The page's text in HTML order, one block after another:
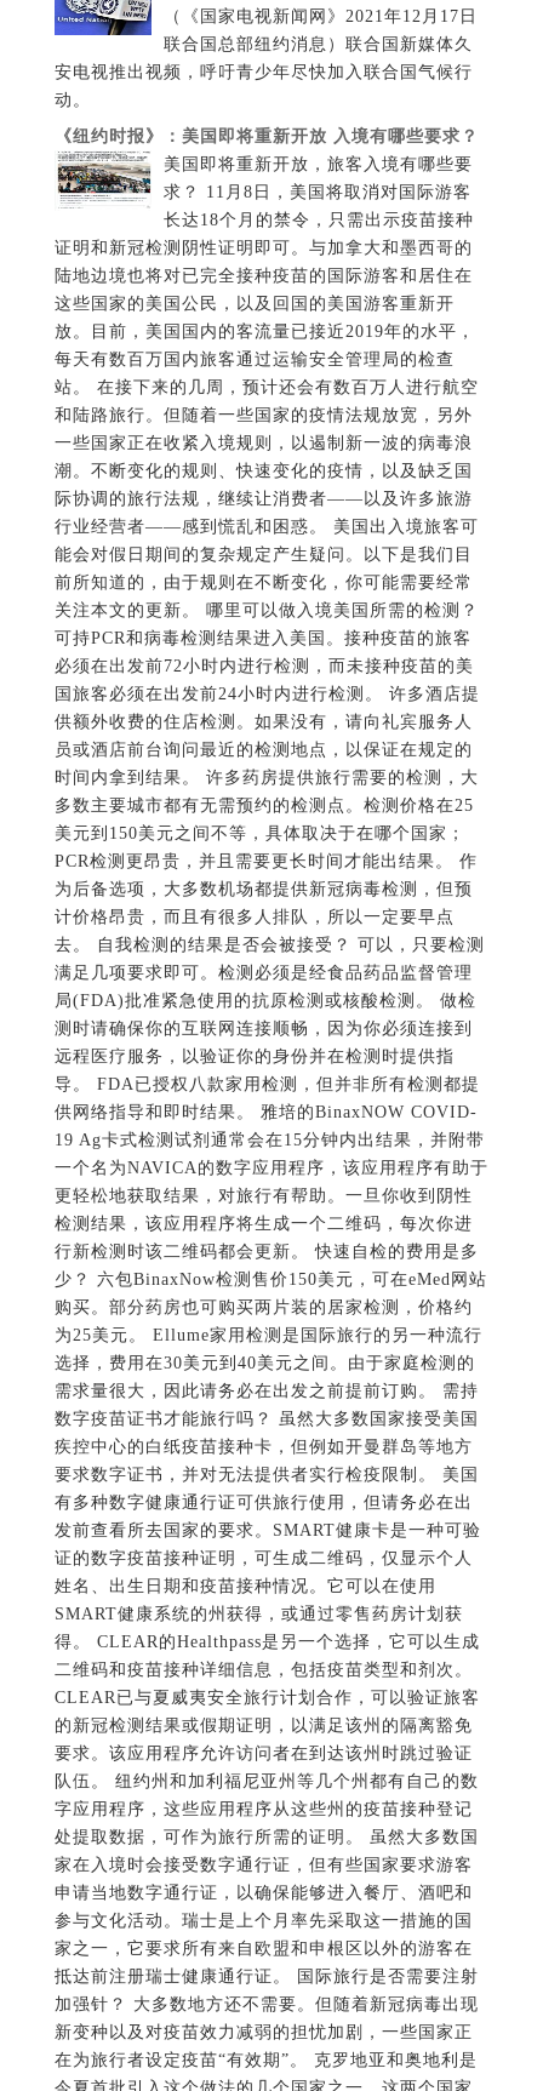
（《国家电视新闻网》2021年12月17日
联合国总部纽约消息）联合国新媒体久
安电视推出视频，呼吁青少年尽快加入联合国气候行
动。
《纽约时报》：美国即将重新开放 入境有哪些要求？
美国即将重新开放，旅客入境有哪些要
求？ 11月8日，美国将取消对国际游客
长达18个月的禁令，只需出示疫苗接种
证明和新冠检测阴性证明即可。与加拿大和墨西哥的
陆地边境也将对已完全接种疫苗的国际游客和居住在
这些国家的美国公民，以及回国的美国游客重新开
放。目前，美国国内的客流量已接近2019年的水平，
每天有数百万国内旅客通过运输安全管理局的检查
站。 在接下来的几周，预计还会有数百万人进行航空
和陆路旅行。但随着一些国家的疫情法规放宽，另外
一些国家正在收紧入境规则，以遏制新一波的病毒浪
潮。不断变化的规则、快速变化的疫情，以及缺乏国
际协调的旅行法规，继续让消费者——以及许多旅游
行业经营者——感到慌乱和困惑。 美国出入境旅客可
能会对假日期间的复杂规定产生疑问。以下是我们目
前所知道的，由于规则在不断变化，你可能需要经常
关注本文的更新。 哪里可以做入境美国所需的检测？
可持PCR和病毒检测结果进入美国。接种疫苗的旅客
必须在出发前72小时内进行检测，而未接种疫苗的美
国旅客必须在出发前24小时内进行检测。 许多酒店提
供额外收费的住店检测。如果没有，请向礼宾服务人
员或酒店前台询问最近的检测地点，以保证在规定的
时间内拿到结果。 许多药房提供旅行需要的检测，大
多数主要城市都有无需预约的检测点。检测价格在25
美元到150美元之间不等，具体取决于在哪个国家；
PCR检测更昂贵，并且需要更长时间才能出结果。 作
为后备选项，大多数机场都提供新冠病毒检测，但预
计价格昂贵，而且有很多人排队，所以一定要早点
去。 自我检测的结果是否会被接受？ 可以，只要检测
满足几项要求即可。检测必须是经食品药品监督管理
局(FDA)批准紧急使用的抗原检测或核酸检测。 做检
测时请确保你的互联网连接顺畅，因为你必须连接到
远程医疗服务，以验证你的身份并在检测时提供指
导。 FDA已授权八款家用检测，但并非所有检测都提
供网络指导和即时结果。 雅培的BinaxNOW COVID-
19 Ag卡式检测试剂通常会在15分钟内出结果，并附带
一个名为NAVICA的数字应用程序，该应用程序有助于
更轻松地获取结果，对旅行有帮助。一旦你收到阴性
检测结果，该应用程序将生成一个二维码，每次你进
行新检测时该二维码都会更新。 快速自检的费用是多
少？ 六包BinaxNow检测售价150美元，可在eMed网站
购买。部分药房也可购买两片装的居家检测，价格约
为25美元。 Ellume家用检测是国际旅行的另一种流行
选择，费用在30美元到40美元之间。由于家庭检测的
需求量很大，因此请务必在出发之前提前订购。 需持
数字疫苗证书才能旅行吗？ 虽然大多数国家接受美国
疾控中心的白纸疫苗接种卡，但例如开曼群岛等地方
要求数字证书，并对无法提供者实行检疫限制。 美国
有多种数字健康通行证可供旅行使用，但请务必在出
发前查看所去国家的要求。SMART健康卡是一种可验
证的数字疫苗接种证明，可生成二维码，仅显示个人
姓名、出生日期和疫苗接种情况。它可以在使用
SMART健康系统的州获得，或通过零售药房计划获
得。 CLEAR的Healthpass是另一个选择，它可以生成
二维码和疫苗接种详细信息，包括疫苗类型和剂次。
CLEAR已与夏威夷安全旅行计划合作，可以验证旅客
的新冠检测结果或假期证明，以满足该州的隔离豁免
要求。该应用程序允许访问者在到达该州时跳过验证
队伍。 纽约州和加利福尼亚州等几个州都有自己的数
字应用程序，这些应用程序从这些州的疫苗接种登记
处提取数据，可作为旅行所需的证明。 虽然大多数国
家在入境时会接受数字通行证，但有些国家要求游客
申请当地数字通行证，以确保能够进入餐厅、酒吧和
参与文化活动。瑞士是上个月率先采取这一措施的国
家之一，它要求所有来自欧盟和申根区以外的游客在
抵达前注册瑞士健康通行证。 国际旅行是否需要注射
加强针？ 大多数地方还不需要。但随着新冠病毒出现
新变种以及对疫苗效力减弱的担忧加剧，一些国家正
在为旅行者设定疫苗“有效期”。 克罗地亚和奥地利是